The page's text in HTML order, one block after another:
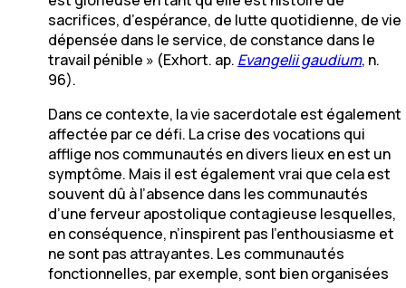
sacrifices, d’espérance, de lutte quotidienne, de vie
dépensée dans le service, de constance dans le
travail pénible » (Exhort. ap. Evangelii gaudium, n.
96).
Dans ce contexte, la vie sacerdotale est également
affectée par ce défi. La crise des vocations qui
afflige nos communautés en divers lieux en est un
symptôme. Mais il est également vrai que cela est
souvent dû à l’absence dans les communautés
d’une ferveur apostolique contagieuse lesquelles,
en conséquence, n’inspirent pas l’enthousiasme et
ne sont pas attrayantes. Les communautés
fonctionnelles, par exemple, sont bien organisées